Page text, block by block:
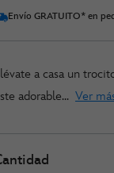
Envío GRATUITO* en
a casa un
adorable... Ver